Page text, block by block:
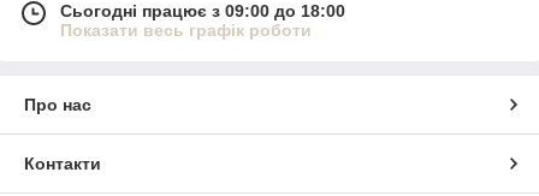
Сьогодні працює з 09:00 до 18:00
Показати весь графік роботи
Про нас
Контакти